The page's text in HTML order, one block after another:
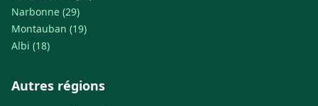
Narbonne (29)
Montauban (19)
Albi (18)
Autres régions